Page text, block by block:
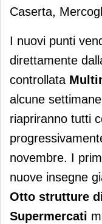
Caserta,
I nuovi punti
direttamente
controllata
alcune
riapriranno tutti
novembre. I
nuove insegne
Otto strutture
Supermercati